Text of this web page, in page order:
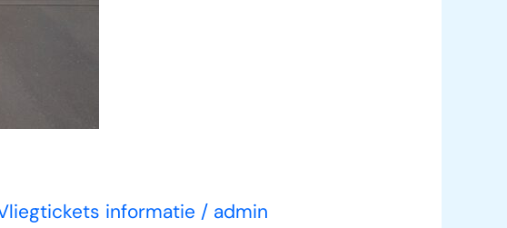
informatie / admin